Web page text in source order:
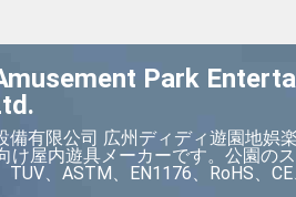
Park
備有限公司 広州ディディ遊園地娯
け屋内遊具メーカーです。公園の
、ASTM、EN1176、RoHS、